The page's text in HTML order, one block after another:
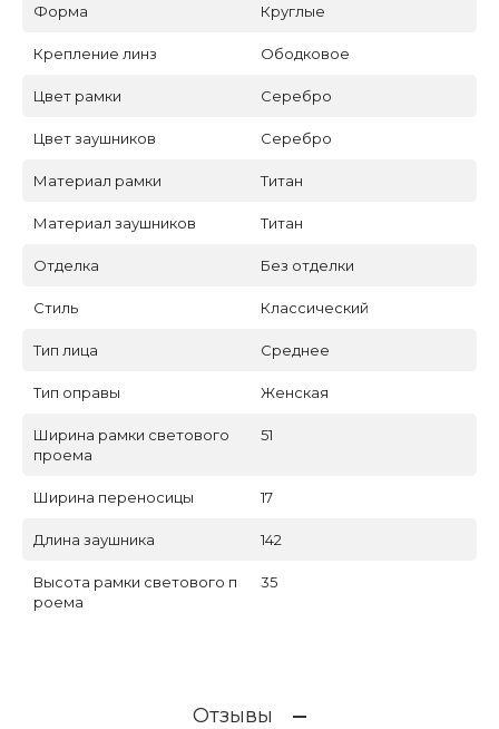
Форма Круглые
Крепление линз Ободковое
Цвет рамки Серебро
Цвет заушников Серебро
Материал рамки Титан
Материал заушников Титан
Отделка Без отделки
Стиль Классический
Тип лица Среднее
Тип оправы Женская
Ширина рамки светового
проема
51
Ширина переносицы 17
Длина заушника 142
Высота рамки светового п
роема
35
Отзывы